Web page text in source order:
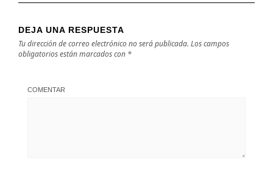
DEJA UNA RESPUESTA
Tu dirección de correo electrónico no será publicada. Los campos
obligatorios están marcados con *
COMENTAR